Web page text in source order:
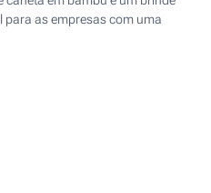
para as empresas com uma